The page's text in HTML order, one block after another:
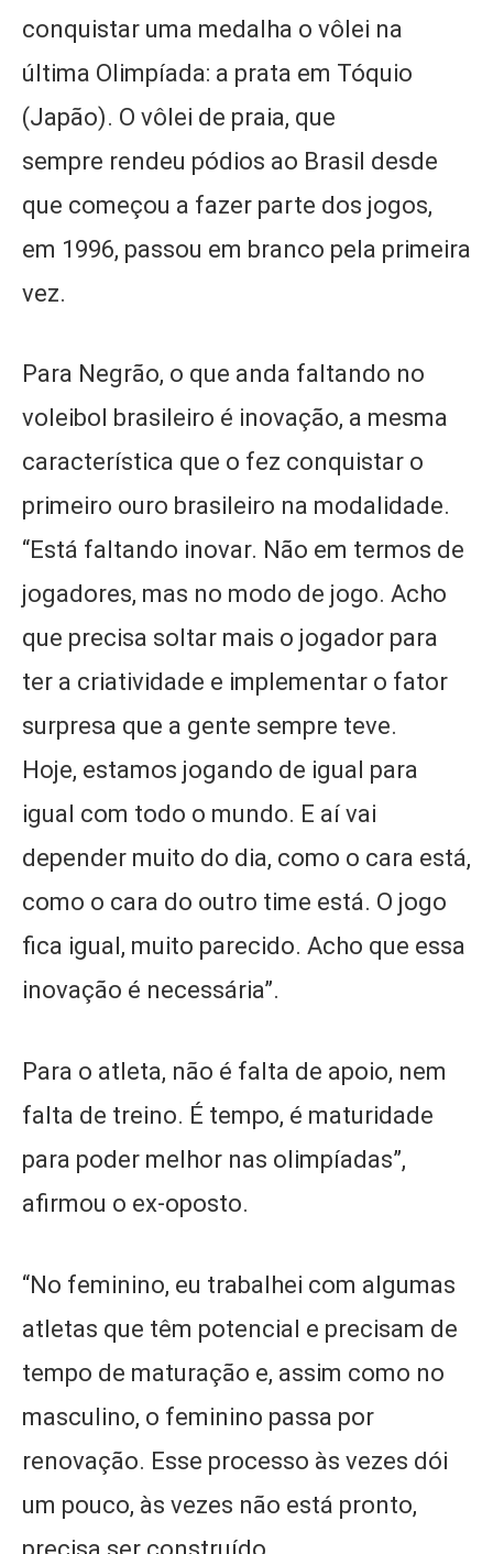
conquistar uma medalha o vôlei na
última Olimpíada: a prata em Tóquio
(Japão). O vôlei de praia, que
sempre rendeu pódios ao Brasil desde
que começou a fazer parte dos jogos,
em 1996, passou em branco pela primeira
vez.
Para Negrão, o que anda faltando no
voleibol brasileiro é inovação, a mesma
característica que o fez conquistar o
primeiro ouro brasileiro na modalidade.
“Está faltando inovar. Não em termos de
jogadores, mas no modo de jogo. Acho
que precisa soltar mais o jogador para
ter a criatividade e implementar o fator
surpresa que a gente sempre teve.
Hoje, estamos jogando de igual para
igual com todo o mundo. E aí vai
depender muito do dia, como o cara está,
como o cara do outro time está. O jogo
fica igual, muito parecido. Acho que essa
inovação é necessária”.
Para o atleta, não é falta de apoio, nem
falta de treino. É tempo, é maturidade
para poder melhor nas olimpíadas”,
afirmou o ex-oposto.
“No feminino, eu trabalhei com algumas
atletas que têm potencial e precisam de
tempo de maturação e, assim como no
masculino, o feminino passa por
renovação. Esse processo às vezes dói
um pouco, às vezes não está pronto,